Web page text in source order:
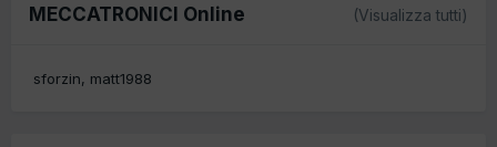
MECCATRONICI Online (Visualizza tutti)
sforzin matt1988